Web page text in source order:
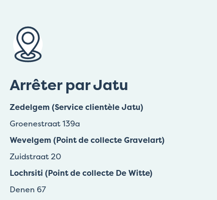
Arrêter par Jatu
Zedelgem (Service clientèle Jatu)
Groenestraat 139a
Wevelgem (Point de collecte Gravelart)
Zuidstraat 20
Lochrsiti (Point de collecte De Witte)
Denen 67